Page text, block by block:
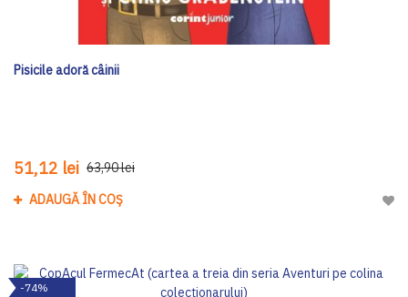
Pisicile adoră câinii
51,12 lei 63,90 lei
ADAUGĂ ÎN COȘ
-74%